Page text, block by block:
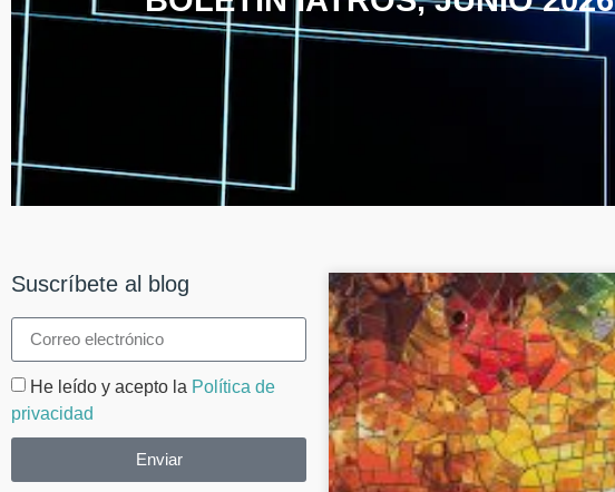
Suscríbete al blog
He leído y acepto la Política de
privacidad
Enviar